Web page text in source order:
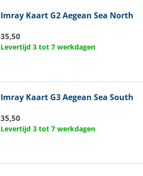
Imray Kaart G2 Aegean Sea North
35,50
Levertijd 3 tot 7 werkdagen
Imray Kaart G3 Aegean Sea South
35,50
Levertijd 3 tot 7 werkdagen